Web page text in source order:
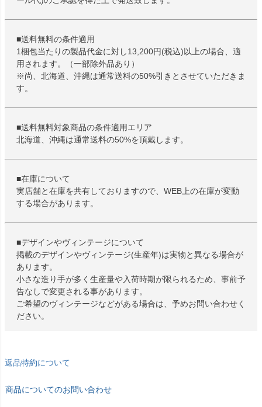
■送料無料の条件適用
1梱包当たりの製品代金に対し13,200円(税込)以上の場合、適
用されます。（一部除外品あり）
※尚、北海道、沖縄は通常送料の50%引きとさせていただきま
す。
■送料無料対象商品の条件適用エリア
北海道、沖縄は通常送料の50%を頂戴します。
■在庫について
実店舗と在庫を共有しておりますので、WEB上の在庫が変動
する場合があります。
■デザインやヴィンテージについて
掲載のデザインやヴィンテージ(生産年)は実物と異なる場合が
あります。
小さな造り手が多く生産量や入荷時期が限られるため、事前予
告なしで変更される事があります。
ご希望のヴィンテージなどがある場合は、予めお問い合わせく
ださい。
返品特約について
商品についてのお問い合わせ